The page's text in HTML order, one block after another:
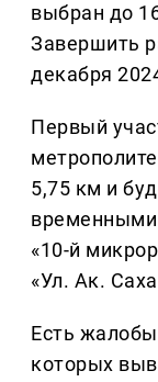
выбран до
Завершить
декабря
Первый
5,75 км и
временными
«10-й
«Ул. Ак.
Есть
которых